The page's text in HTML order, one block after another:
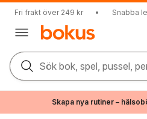
Fri frakt över 249 kr • Snabba
Sök bok, spel, pussel,
Skapa nya rutiner –